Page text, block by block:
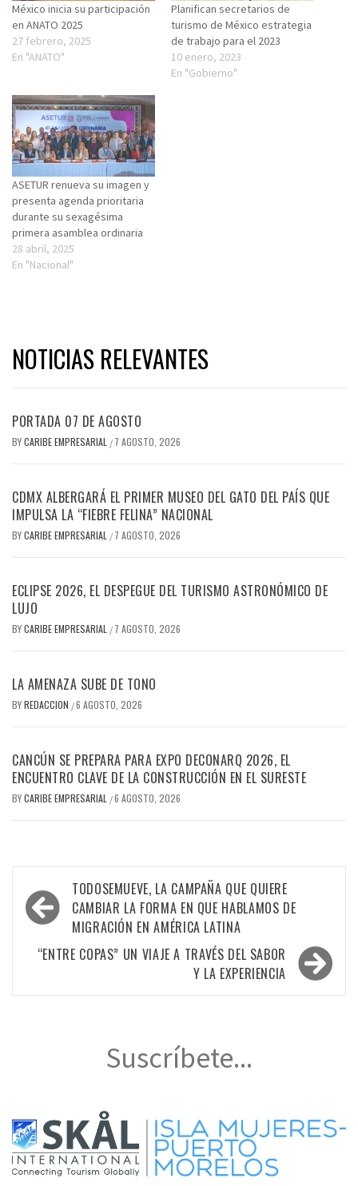
México inicia su participación
en ANATO 2025
27 febrero, 2025
En "ANATO"
Planifican secretarios de
turismo de México estrategia
de trabajo para el 2023
10 enero, 2023
En "Gobierno"
ASETUR renueva su imagen y
presenta agenda prioritaria
durante su sexagésima
primera asamblea ordinaria
28 abril, 2025
En "Nacional"
NOTICIAS RELEVANTES
PORTADA 07 DE AGOSTO
BYCARIBE EMPRESARIAL / 7 AGOSTO, 2026
CDMX ALBERGARÁ EL PRIMER MUSEO DEL GATO DEL PAÍS QUE
IMPULSA LA “FIEBRE FELINA” NACIONAL
BYCARIBE EMPRESARIAL / 7 AGOSTO, 2026
ECLIPSE 2026, EL DESPEGUE DEL TURISMO ASTRONÓMICO DE
LUJO
BYCARIBE EMPRESARIAL / 7 AGOSTO, 2026
LA AMENAZA SUBE DE TONO
BYREDACCION /6 AGOSTO, 2026
CANCÚN SE PREPARA PARA EXPO DECONARQ 2026, EL
ENCUENTRO CLAVE DE LA CONSTRUCCIÓN EN EL SURESTE
BYCARIBE EMPRESARIAL /6 AGOSTO, 2026
Navegación
de
entradas
TODOSEMUEVE, LA CAMPAÑA QUE QUIERE
CAMBIAR LA FORMA EN QUE HABLAMOS DE
MIGRACIÓN EN AMÉRICA LATINA
“ENTRE COPAS” UN VIAJE A TRAVÉS DEL SABOR
Y LA EXPERIENCIA
Suscríbete...